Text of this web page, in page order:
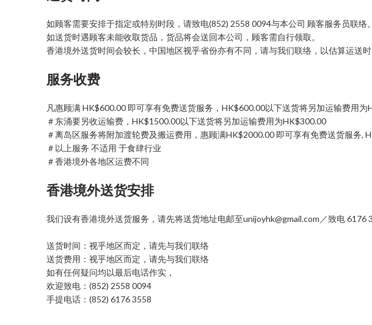
如顾客需要安排于指定或特别时段，请致电(852) 2558 0094与本公司 顾客服务员联络。
如送货时遇顾客未能收取货品，货品将会送回本公司，顾客需自行领取。
香港境外送货时间会较长，中国地区视乎省份亦有不同，请与我们联络，以估算运送时
服务收费
凡惠顾满 HK$600.00 即可享有免费送货服务，HK$600.00以下送货将另加运输费用为
＃东涌要另收运输费，HK$1500.00以下送货将另加运输费用为HK$300.00
＃离岛区服务将附加渡轮费及搬运费用，惠顾满HK$2000.00 即可享有免费送货服务,
＃以上服务 不适用 于食肆行业
＃香港境外各地区运费不同
香港境外送货安排
我们设有香港境外送货服务，请先将送货地址电邮至unijoyhk@gmail.com／致电
送货时间：视乎地区而定，请先与我们联络
送货费用：视乎地区而定，请先与我们联络
如有任何疑问均以最后电话作实，
欢迎致电：(852) 2558 0094
手提电话：(852) 6176 3558